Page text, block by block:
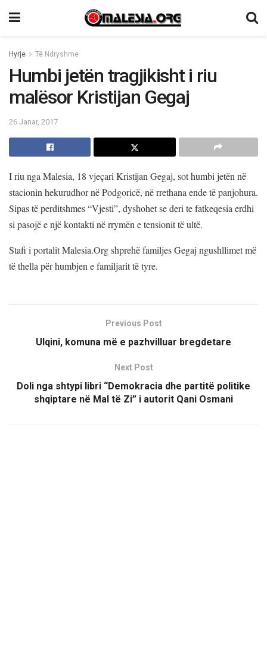
Hyrje Të Ndryshme
Humbi jetën tragjikisht i riu
malësor Kristijan Gegaj
26 Janar, 2017
I riu nga Malesia, 18 vjeçari Kristijan Gegaj, sot humbi jetën në
stacionin hekurudhor në Podgoricë, në rrethana ende të panjohura.
Sipas të perditshmes “Vjesti”, dyshohet se deri te fatkeqesia erdhi
si pasojë e një kontakti në rrymën e tensionit të ultë.
Stafi i portalit Malesia.Org shprehë familjes Gegaj ngushllimet më
të thella për humbjen e familjarit të tyre.
Previous Post
Ulqini, komuna më e pazhvilluar bregdetare
Next Post
Doli nga shtypi libri “Demokracia dhe partitë politike
shqiptare në Mal të Zi” i autorit Qani Osmani